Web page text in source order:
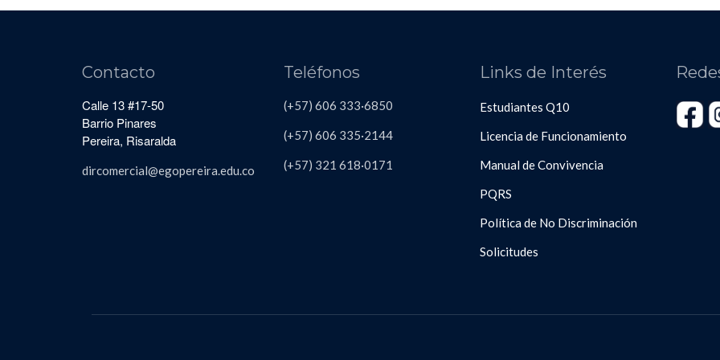
Contacto
Calle 13 #17-50
Barrio Pinares
Pereira, Risaralda
dircomercial@egopereira.edu.co
Teléfonos
(+57) 606 333·6850
(+57) 606 335·2144
(+57) 321 618·0171
Links de Interés
Estudiantes Q10
Licencia de Funcionamiento
Manual de Convivencia
PQRS
Política de No Discriminación
Solicitudes